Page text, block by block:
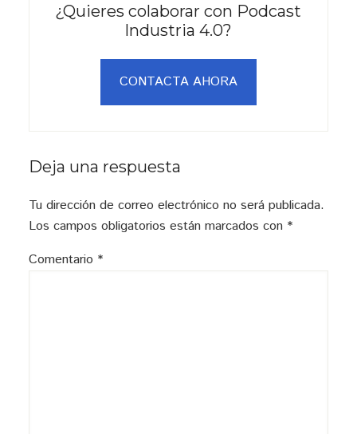
¿Quieres colaborar con Podcast
Industria 4.0?
CONTACTA AHORA
Interacciones
los
lectores
Deja una respuesta
Tu dirección de correo electrónico no será publicada.
Los campos obligatorios están marcados con *
Comentario *